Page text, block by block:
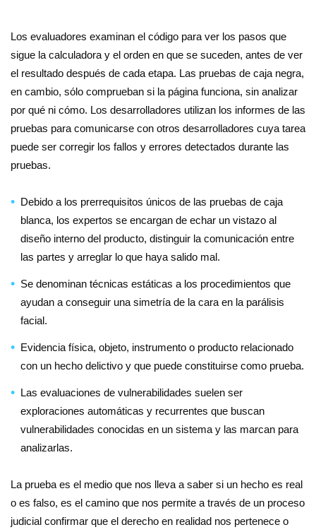
Los evaluadores examinan el código para ver los pasos que
sigue la calculadora y el orden en que se suceden, antes de ver
el resultado después de cada etapa. Las pruebas de caja negra,
en cambio, sólo comprueban si la página funciona, sin analizar
por qué ni cómo. Los desarrolladores utilizan los informes de las
pruebas para comunicarse con otros desarrolladores cuya tarea
puede ser corregir los fallos y errores detectados durante las
pruebas.
Debido a los prerrequisitos únicos de las pruebas de caja
blanca, los expertos se encargan de echar un vistazo al
diseño interno del producto, distinguir la comunicación entre
las partes y arreglar lo que haya salido mal.
Se denominan técnicas estáticas a los procedimientos que
ayudan a conseguir una simetría de la cara en la parálisis
facial.
Evidencia física, objeto, instrumento o producto relacionado
con un hecho delictivo y que puede constituirse como prueba.
Las evaluaciones de vulnerabilidades suelen ser
exploraciones automáticas y recurrentes que buscan
vulnerabilidades conocidas en un sistema y las marcan para
analizarlas.
La prueba es el medio que nos lleva a saber si un hecho es real
o es falso, es el camino que nos permite a través de un proceso
judicial confirmar que el derecho en realidad nos pertenece o